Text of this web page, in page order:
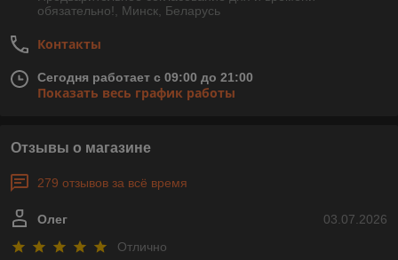
обязательно!, Минск, Беларусь
Контакты
Сегодня работает с 09:00 до 21:00
Показать весь график работы
Отзывы о магазине
279 отзывов за всё время
03.07.2026
Олег
Отлично